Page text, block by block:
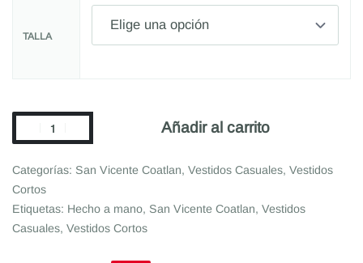
TALLA
Añadir al carrito
Categorías: San Vicente Coatlan, Vestidos Casuales, Vestidos
Cortos
Etiquetas: Hecho a mano, San Vicente Coatlan, Vestidos
Casuales, Vestidos Cortos